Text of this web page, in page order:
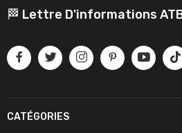
🏁 Lettre D'informations
CATÉGORIES